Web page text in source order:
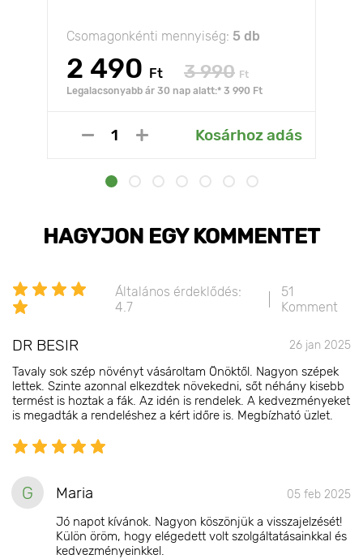
Csomagonkénti mennyiség: 5 db
2 490 Ft 3 990 Ft
Legalacsonyabb ár 30 nap alatt:* 3 990 Ft
Kosárhoz adás
HAGYJON EGY KOMMENTET
Általános érdeklődés:
4.7
51
Komment
DR BESIR 26 jan 2025
Tavaly sok szép növényt vásároltam Önöktől. Nagyon szépek
lettek. Szinte azonnal elkezdtek növekedni, sőt néhány kisebb
termést is hoztak a fák. Az idén is rendelek. A kedvezményeket
is megadták a rendeléshez a kért időre is. Megbízható üzlet.
G Maria 05 feb 2025
Jó napot kívánok. Nagyon köszönjük a visszajelzését!
Külön öröm, hogy elégedett volt szolgáltatásainkkal és
kedvezményeinkkel.